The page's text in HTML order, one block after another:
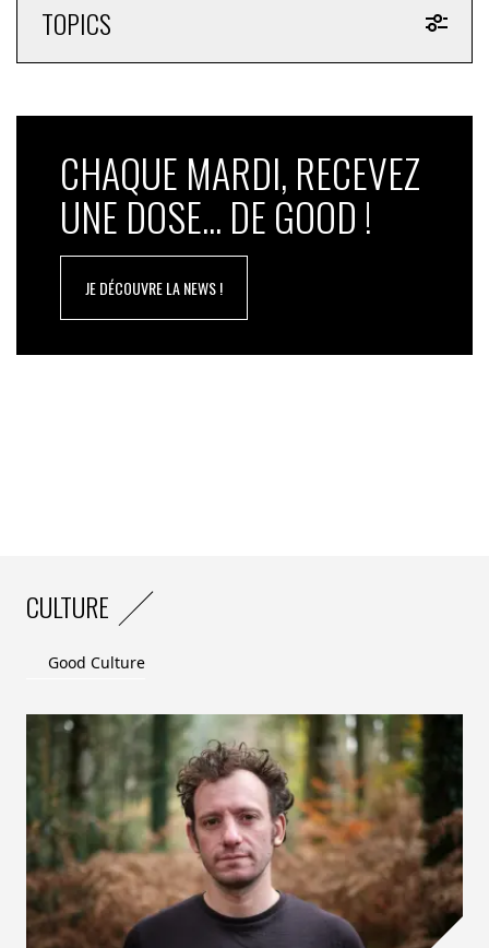
TOPICS
CHAQUE MARDI, RECEVEZ
UNE DOSE... DE GOOD !
JE DÉCOUVRE LA NEWS !
CULTURE
Good Culture